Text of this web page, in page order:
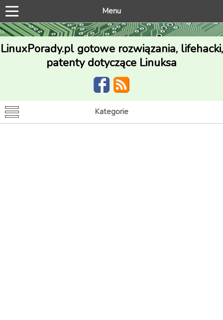
Menu
LinuxPorady.pl gotowe rozwiązania, lifehacki,
patenty dotyczące Linuksa
Kategorie